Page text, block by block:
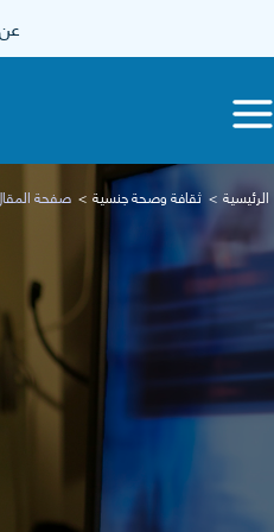
الرئيسية ثقافة وصحة جنسية صفحة